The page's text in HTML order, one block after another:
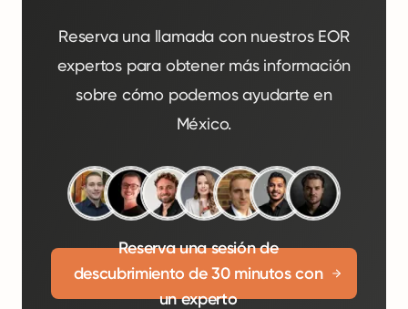
Reserva una llamada con nuestros EOR
expertos para obtener más información
sobre cómo podemos ayudarte en
México.
Reserva una sesión de
descubrimiento de 30 minutos con
un experto